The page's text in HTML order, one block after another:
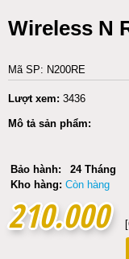
Wireless N
Mã SP: N200RE
Lượt xem: 3436
Mô tả sản phẩm:
Bảo hành:
24 Tháng
Kho hàng: Còn hàng
210.000
210.000